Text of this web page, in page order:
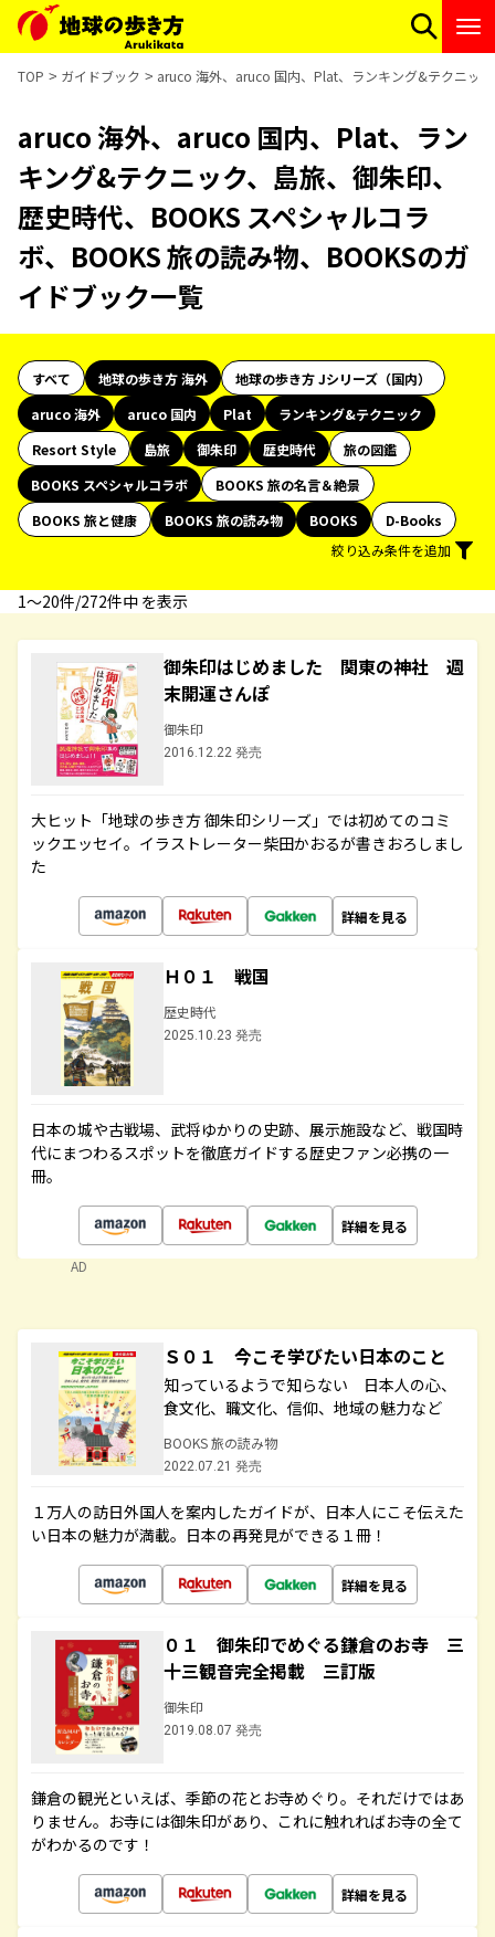
TOP ガイドブック aruco 海外、aruco 国内、Plat、ランキング&テクニッ
aruco 海外、aruco 国内、Plat、ラン
キング&テクニック、島旅、御朱印、
歴史時代、BOOKS スペシャルコラ
ボ、BOOKS 旅の読み物、BOOKSのガ
イドブック一覧
すべて 地球の歩き方 海外
地球の歩き方 Jシリーズ（国内）
aruco 海外
aruco 国内 Plat
ランキング&テクニック
Resort Style
島旅 御朱印 歴史時代
旅の図鑑
BOOKS スペシャルコラボ
BOOKS 旅の名言＆絶景
BOOKS 旅と健康
BOOKS 旅の読み物 BOOKS
D-Books
絞り込み条件を追加
1〜20件/272件中 を表示
御朱印はじめました 関東の神社 週
末開運さんぽ
御朱印
2016.12.22 発売
大ヒット「地球の歩き方 御朱印シリーズ」では初めてのコミ
ックエッセイ。イラストレーター柴田かおるが書きおろしまし
た
詳細を見る
Ｈ０１ 戦国
歴史時代
2025.10.23 発売
日本の城や古戦場、武将ゆかりの史跡、展示施設など、戦国時
代にまつわるスポットを徹底ガイドする歴史ファン必携の一
冊。
詳細を見る
AD
Ｓ０１ 今こそ学びたい日本のこと
知っているようで知らない 日本人の心、
食文化、職文化、信仰、地域の魅力など
BOOKS 旅の読み物
2022.07.21 発売
１万人の訪日外国人を案内したガイドが、日本人にこそ伝えた
い日本の魅力が満載。日本の再発見ができる１冊！
詳細を見る
０１ 御朱印でめぐる鎌倉のお寺 三
十三観音完全掲載 三訂版
御朱印
2019.08.07 発売
鎌倉の観光といえば、季節の花とお寺めぐり。それだけではあ
りません。お寺には御朱印があり、これに触れればお寺の全て
がわかるのです！
詳細を見る